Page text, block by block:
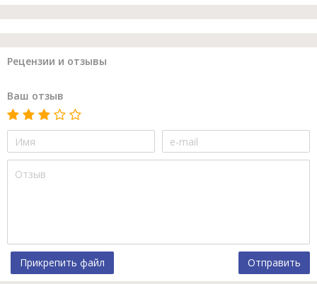
Рецензии и отзывы
Ваш отзыв
Прикрепить файл Отправить